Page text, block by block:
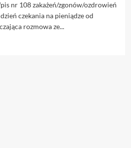
nr 108 zakażeń/zgonów/ozdrowień
czekania na pieniądze od
rozmowa ze...